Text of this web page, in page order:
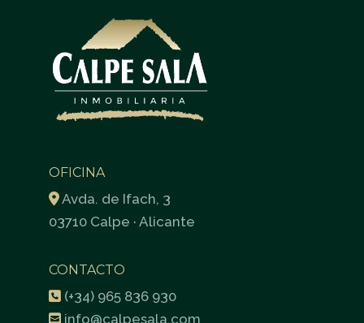
OFICINA
Avda. de Ifach, 3
03710 Calpe · Alicante
CONTACTO
(+34) 965 836 930
info@calpesala.com